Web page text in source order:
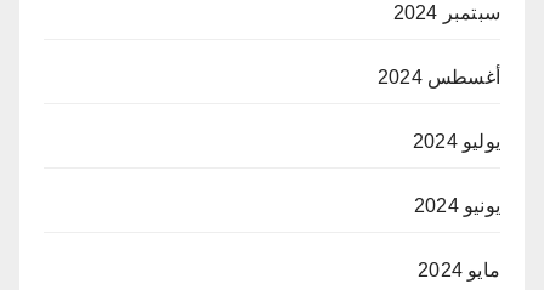
سبتمبر 2024
أغسطس 2024
يوليو 2024
يونيو 2024
مايو 2024